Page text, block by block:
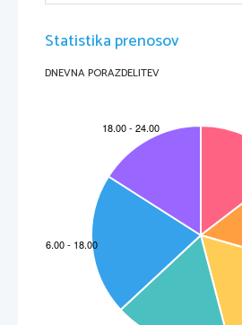
Statistika prenosov
DNEVNA PORAZDELITEV